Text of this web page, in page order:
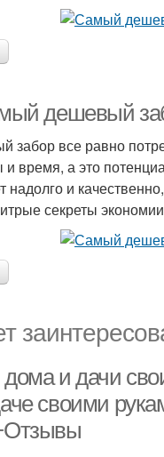
дешевый
все равно
и время, а это
надолго и
секреты
и дачи
своими